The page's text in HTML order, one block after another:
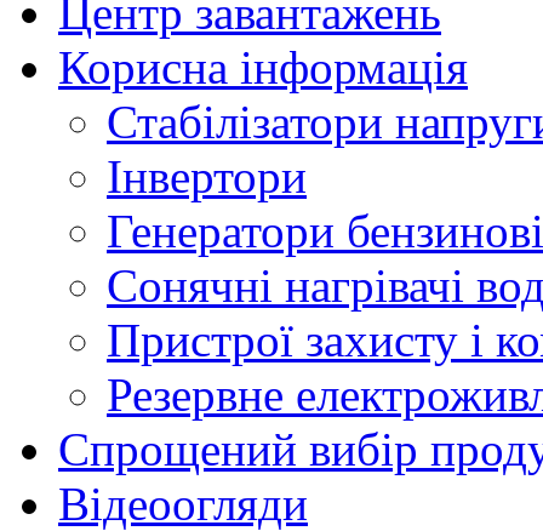
Центр завантажень
Корисна інформація
Стабілізатори
Інвертори
Генератори бензинові
Сонячні нагрівачі
Пристрої захисту і
Резервне
Спрощений вибір
Відеоогляди